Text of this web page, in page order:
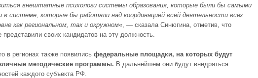
внештатные психологи системы образования, которые были бы самыми
системе, которые бы работали над координацией всей деятельности всех
как региональном, так и окружном«, — сказала Синюгина, отметив, что
своих кандидатов на эту должность.
в регионах также появились федеральные площадки, на которых будут
методические программы. В дальнейшем они будут внедряться
каждого субъекта РФ.